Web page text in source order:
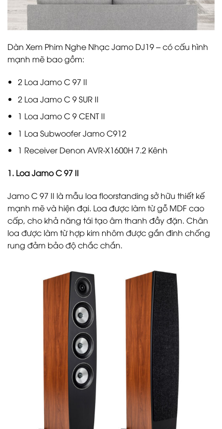
Dàn Xem Phim Nghe Nhạc Jamo DJ19 – có cấu hình
mạnh mẽ bao gồm:
2 Loa Jamo C 97 II
2 Loa Jamo C 9 SUR II
1 Loa Jamo C 9 CENT II
1 Loa Subwoofer Jamo C912
1 Receiver Denon AVR-X1600H 7.2 Kênh
1. Loa Jamo C 97 II
Jamo C 97 II là mẫu loa floorstanding sở hữu thiết kế
mạnh mẽ và hiện đại. Loa được làm từ gỗ MDF cao
cấp, cho khả năng tái tạo âm thanh đầy đặn. Chân
loa được làm từ hợp kim nhôm được gắn đinh chống
rung đảm bảo độ chắc chắn.